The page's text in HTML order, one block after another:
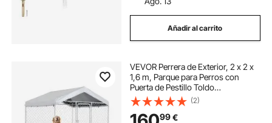
Añadir al carrito
VEVOR Perrera de Exterior, 2 x 2 x
1,6 m, Parque para Perros con
Puerta de Pestillo Toldo
Impermeable, Marco de Metal
Galvanizado, Caseta de Valla para
Perros Grandes en Patio Jardín
(2)
99€